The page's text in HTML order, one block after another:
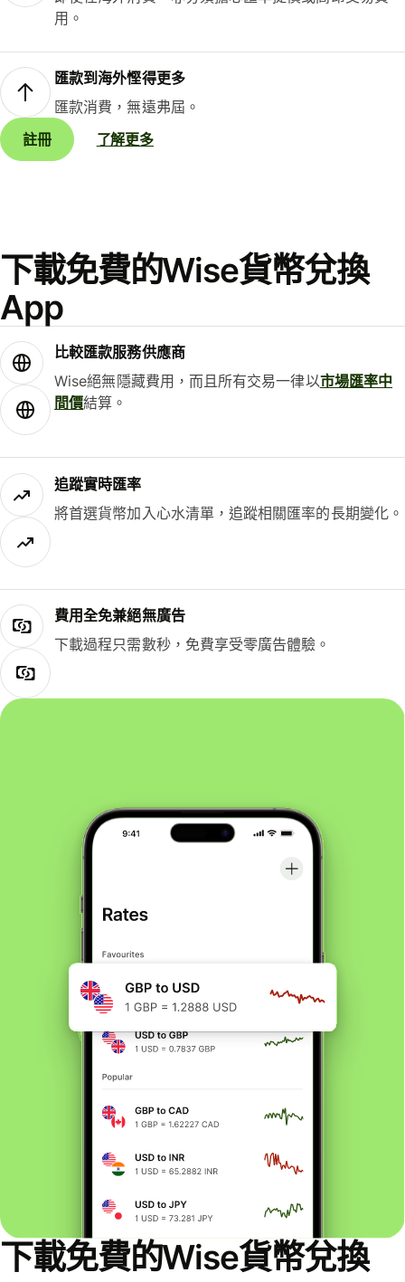
用。
匯款到海外慳得更多
匯款消費，無遠弗屆。
註冊
了解更多
下載免費的Wise貨幣兌換
App
比較匯款服務供應商
Wise絕無隱藏費用，而且所有交易一律以市場匯率中
間價結算。
追蹤實時匯率
將首選貨幣加入心水清單，追蹤相關匯率的長期變化。
費用全免兼絕無廣告
下載過程只需數秒，免費享受零廣告體驗。
下載免費的Wise貨幣兌換